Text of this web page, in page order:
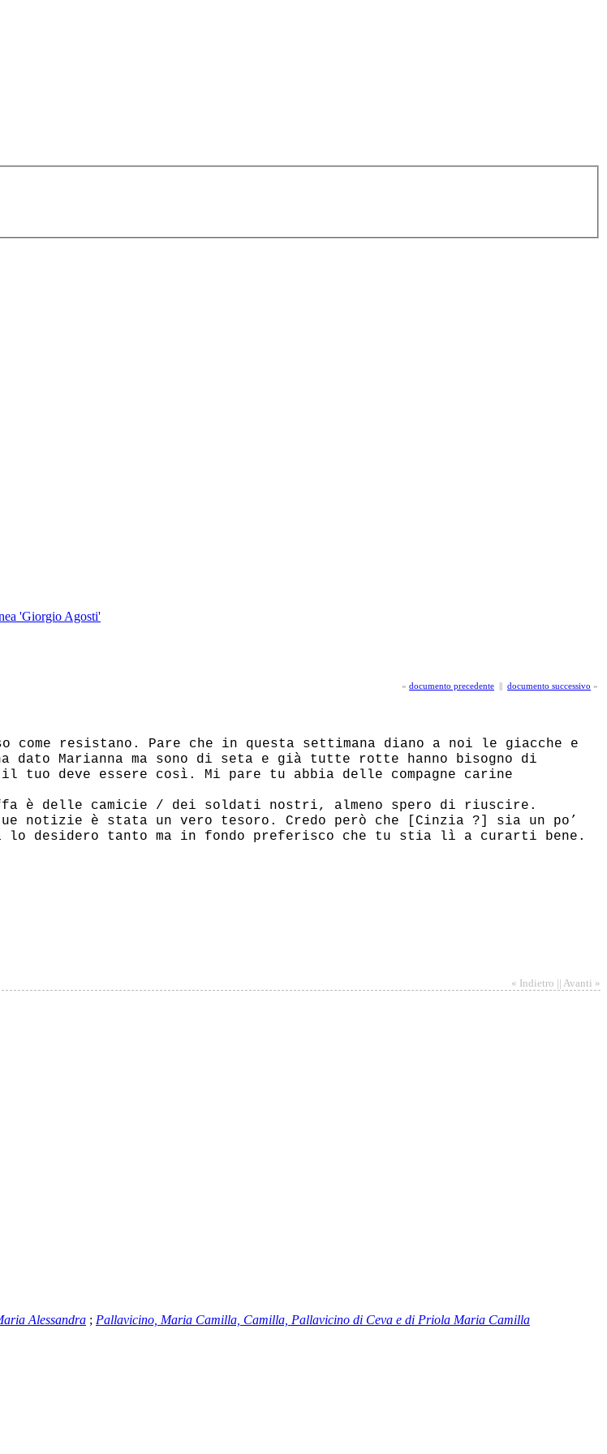
'Giorgio Agosti'
« documento precedente || documento successivo »
resistano. Pare che in questa settimana diano a noi le giacche e
Marianna ma sono di seta e già tutte rotte hanno bisogno di
deve essere così. Mi pare tu abbia delle compagne carine
è delle camicie / dei soldati nostri, almeno spero di riuscire.
notizie è stata un vero tesoro. Credo però che [Cinzia ?] sia un po’
desidero tanto ma in fondo preferisco che tu stia lì a curarti bene.
« Indietro || Avanti »
Alessandra ; Pallavicino, Maria Camilla, Camilla, Pallavicino di Ceva e di Priola Maria Camilla